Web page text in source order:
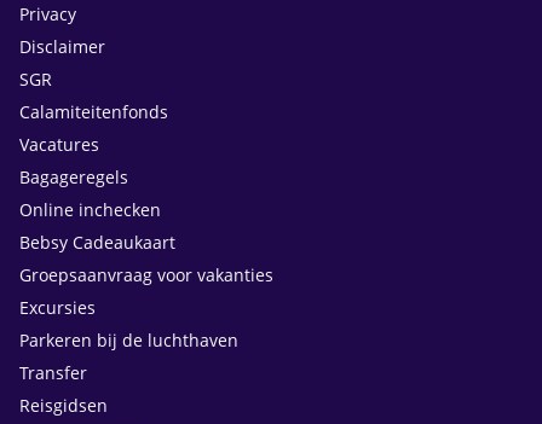
Privacy
Disclaimer
SGR
Calamiteitenfonds
Vacatures
Bagageregels
Online inchecken
Bebsy Cadeaukaart
Groepsaanvraag voor vakanties
Excursies
Parkeren bij de luchthaven
Transfer
Reisgidsen